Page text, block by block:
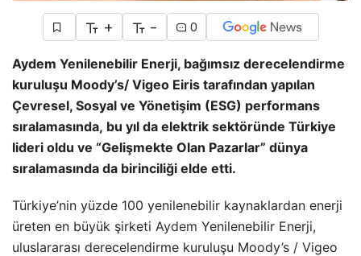
+ - 0
Aydem Yenilenebilir Enerji, bağımsız derecelendirme
kuruluşu Moody’s/ Vigeo Eiris tarafından yapılan
Çevresel, Sosyal ve Yönetişim (ESG) performans
sıralamasında, bu yıl da elektrik sektöründe Türkiye
lideri oldu ve “Gelişmekte Olan Pazarlar” dünya
sıralamasında da birinciliği elde etti.
Türkiye’nin yüzde 100 yenilenebilir kaynaklardan enerji
üreten en büyük şirketi Aydem Yenilenebilir Enerji,
uluslararası derecelendirme kuruluşu Moody’s / Vigeo